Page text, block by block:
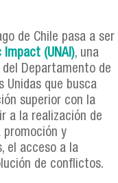
de Chile pasa a ser
(UNAI), una
Departamento de
Unidas que busca
superior con la
a la realización de
promoción y
el acceso a la
de conflictos.